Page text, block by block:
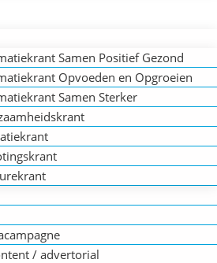
Samen Positief Gezond
Opvoeden en Opgroeien
Samen Sterker
/ advertorial